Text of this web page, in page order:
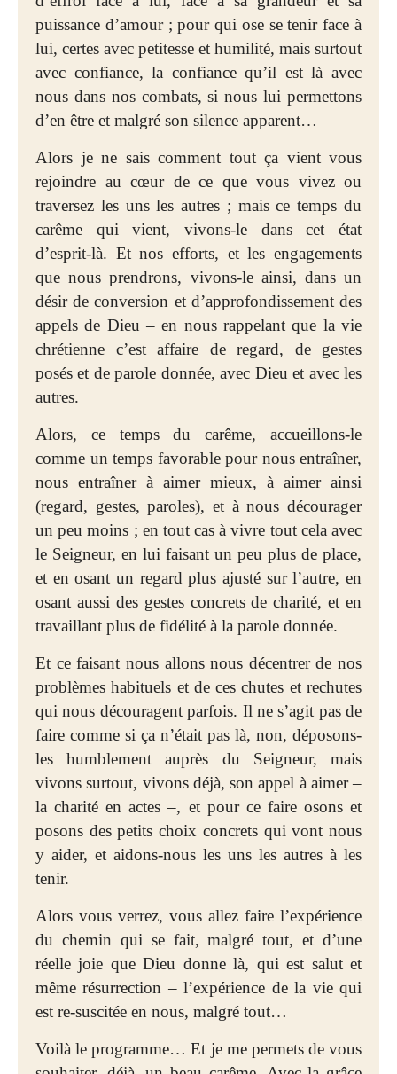
puissance d’amour ; pour qui ose se tenir face à
lui, certes avec petitesse et humilité, mais surtout
avec confiance, la confiance qu’il est là avec
nous dans nos combats, si nous lui permettons
d’en être et malgré son silence apparent…
Alors je ne sais comment tout ça vient vous
rejoindre au cœur de ce que vous vivez ou
traversez les uns les autres ; mais ce temps du
carême qui vient, vivons-le dans cet état
d’esprit-là. Et nos efforts, et les engagements
que nous prendrons, vivons-le ainsi, dans un
désir de conversion et d’approfondissement des
appels de Dieu – en nous rappelant que la vie
chrétienne c’est affaire de regard, de gestes
posés et de parole donnée, avec Dieu et avec les
autres.
Alors, ce temps du carême, accueillons-le
comme un temps favorable pour nous entraîner,
nous entraîner à aimer mieux, à aimer ainsi
(regard, gestes, paroles), et à nous décourager
un peu moins ; en tout cas à vivre tout cela avec
le Seigneur, en lui faisant un peu plus de place,
et en osant un regard plus ajusté sur l’autre, en
osant aussi des gestes concrets de charité, et en
travaillant plus de fidélité à la parole donnée.
Et ce faisant nous allons nous décentrer de nos
problèmes habituels et de ces chutes et rechutes
qui nous découragent parfois. Il ne s’agit pas de
faire comme si ça n’était pas là, non, déposons-
les humblement auprès du Seigneur, mais
vivons surtout, vivons déjà, son appel à aimer –
la charité en actes –, et pour ce faire osons et
posons des petits choix concrets qui vont nous
y aider, et aidons-nous les uns les autres à les
tenir.
Alors vous verrez, vous allez faire l’expérience
du chemin qui se fait, malgré tout, et d’une
réelle joie que Dieu donne là, qui est salut et
même résurrection – l’expérience de la vie qui
est re-suscitée en nous, malgré tout…
Voilà le programme… Et je me permets de vous